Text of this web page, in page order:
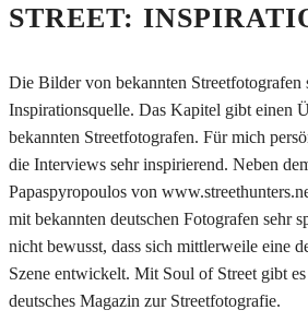
STREET:
Die Bilder von bekannten Streetfotografen
Inspirationsquelle. Das Kapitel gibt einen
bekannten Streetfotografen. Für mich
die Interviews sehr inspirierend. Neben
Papaspyropoulos von
mit bekannten deutschen Fotografen sehr
nicht bewusst, dass sich mittlerweile eine
Szene entwickelt. Mit Soul of Street gibt
deutsches Magazin zur Streetfotografie.